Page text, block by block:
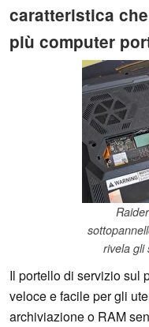
caratteristica
più computer
rivela gli
Il portello di servizio sul
veloce e facile per gli
archiviazione o RAM